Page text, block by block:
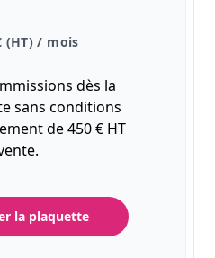
(HT) / mois
dès la
sans conditions
de 450 € HT
la plaquette